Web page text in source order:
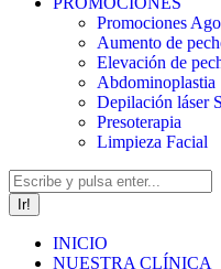
Promociones
Aumento de
Elevación de
Abdominoplastia
Depilación láser
Presoterapia
Limpieza Facial
Buscar:
INICIO
NUESTRA CLÍNICA